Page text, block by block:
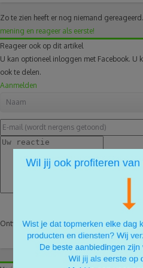
Zo te zien heeft er nog niemand gereageerd.
mening en reageer als eerste!
Reageer ook op dit artikel
U kan optioneel inloggen met Facebook.
ook te delen.
Aanmelden
Ontvang een e-mail na een reactie